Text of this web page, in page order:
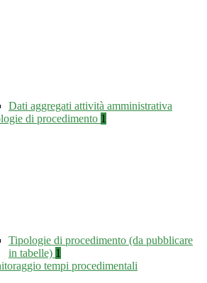
Dati aggregati attività amministrativa
di procedimento 1
Tipologie di procedimento (da pubblicare
in tabelle) 1
tempi procedimentali